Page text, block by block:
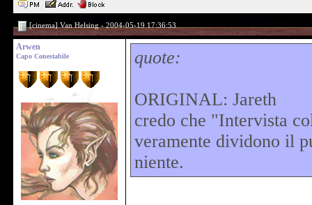
[cinema] Van Helsing - 2004-05-19 17:36:53
Arwen
Capo Conestabile quote:
ORIGINAL: Jareth
credo che "Intervista
veramente dividono il
niente.